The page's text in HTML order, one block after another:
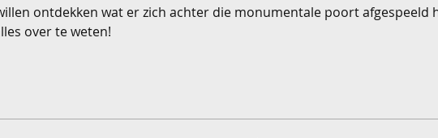
ontdekken wat er zich achter die monumentale poort afgespeeld
over te weten!